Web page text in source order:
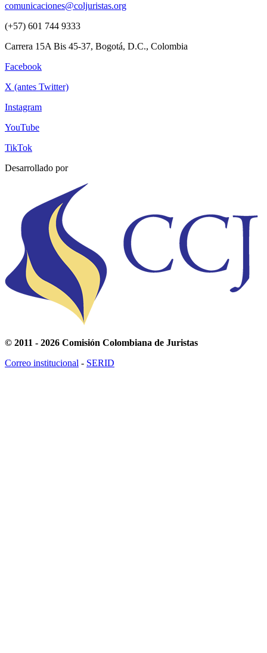
comunicaciones@coljuristas.org
(+57) 601 744 9333
Carrera 15A Bis 45-37, Bogotá, D.C., Colombia
Facebook
X (antes Twitter)
Instagram
YouTube
TikTok
Desarrollado por
© 2011 - 2026 Comisión Colombiana de Juristas
Correo institucional - SERID